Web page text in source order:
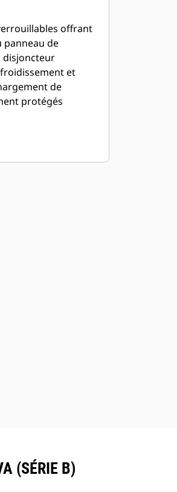
offrant
panneau de
disjoncteur
et
de
protégés
d'huile et
des accès
(SÉRIE B)